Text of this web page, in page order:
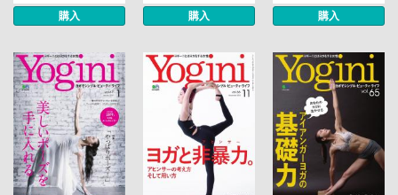
購入 購入 購入